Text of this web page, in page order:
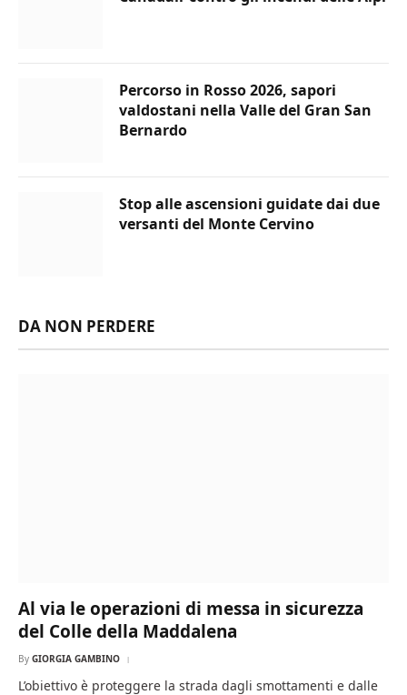
Percorso in Rosso 2026, sapori
valdostani nella Valle del Gran San
Bernardo
Stop alle ascensioni guidate dai due
versanti del Monte Cervino
DA NON PERDERE
Al via le operazioni di messa in sicurezza
del Colle della Maddalena
By GIORGIA GAMBINO
L’obiettivo è proteggere la strada dagli smottamenti e dalle